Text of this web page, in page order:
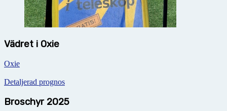
Vädret i Oxie
Oxie
Detaljerad prognos
Broschyr 2025